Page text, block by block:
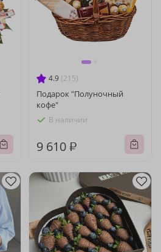
4.9 (215)
Подарок "Полуночный
кофе"
В наличии
9 610 ₽